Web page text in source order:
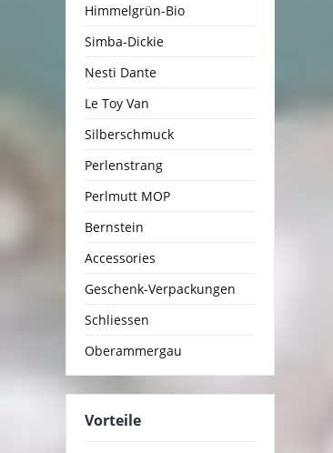
Himmelgrün-Bio
Simba-Dickie
Nesti Dante
Le Toy Van
Silberschmuck
Perlenstrang
Perlmutt MOP
Bernstein
Accessories
Geschenk-Verpackungen
Schliessen
Oberammergau
Vorteile